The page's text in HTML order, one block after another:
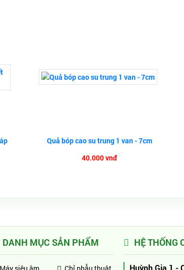
Quả bóp cao su trung 1 van - 7cm
40.000 vnđ
DANH MỤC SẢN PHẨM HỆ THỐNG
Huỳnh Gia 1 -